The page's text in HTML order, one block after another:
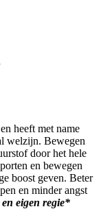
heeft met name
welzijn. Bewegen
door het hele
en bewegen
boost geven. Beter
en minder angst
eigen regie*